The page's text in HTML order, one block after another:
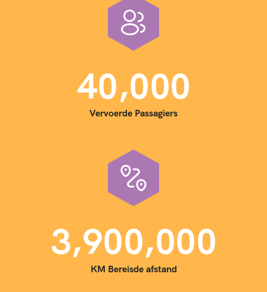
40,000
Vervoerde Passagiers
3,900,000
KM Bereisde afstand